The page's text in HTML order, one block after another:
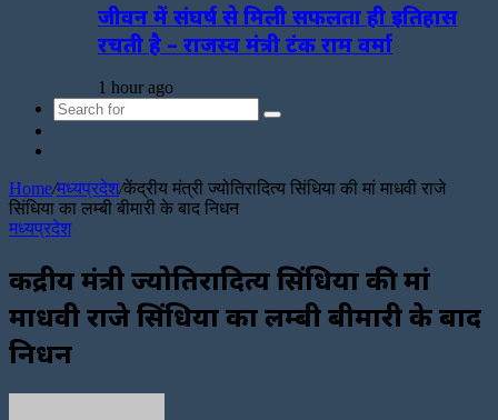
जीवन में संघर्ष से मिली सफलता ही इतिहास
रचती है – राजस्व मंत्री टंक राम वर्मा
1 hour ago
Search
Home/मध्यप्रदेश/केंद्रीय मंत्री ज्योतिरादित्य सिंधिया की मां माधवी राजे
सिंधिया का लम्बी बीमारी के बाद निधन
मध्यप्रदेश
केंद्रीय मंत्री ज्योतिरादित्य सिंधिया की मां
माधवी राजे सिंधिया का लम्बी बीमारी के बाद
निधन